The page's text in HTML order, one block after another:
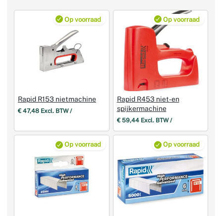
Op voorraad
Rapid R153 nietmachine
€ 47,48 Excl. BTW /
Op voorraad
Rapid R453 niet‑en
spijkermachine
€ 59,44 Excl. BTW /
Op voorraad Op voorraad